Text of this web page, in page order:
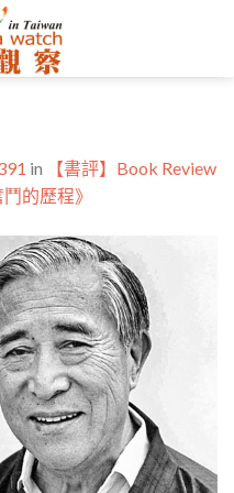
in
【書評】Book Review
的歷程》